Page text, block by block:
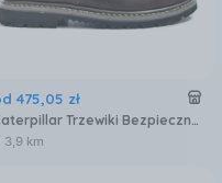
475,05 zł
Caterpillar Trzewiki Bezpieczne Powerplant S3 Hro Src - Brązowy
3,9 km